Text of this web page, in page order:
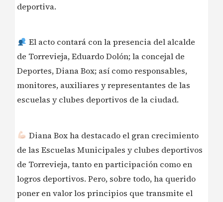
deportiva.
El acto contará con la presencia del alcalde
de Torrevieja, Eduardo Dolón; la concejal de
Deportes, Diana Box; así como responsables,
monitores, auxiliares y representantes de las
escuelas y clubes deportivos de la ciudad.
Diana Box ha destacado el gran crecimiento
de las Escuelas Municipales y clubes deportivos
de Torrevieja, tanto en participación como en
logros deportivos. Pero, sobre todo, ha querido
poner en valor los principios que transmite el